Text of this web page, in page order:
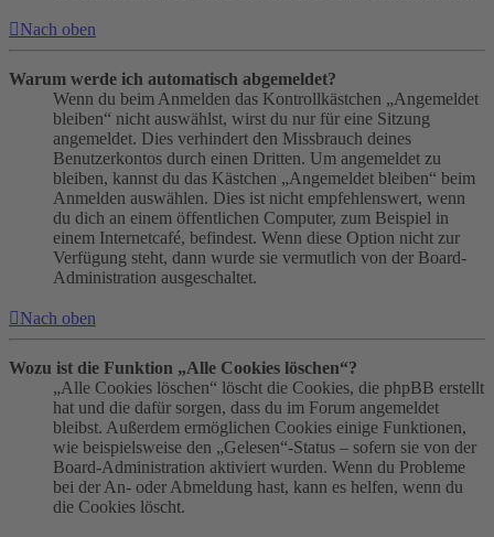
Nach oben
Warum werde ich automatisch abgemeldet?
Wenn du beim Anmelden das Kontrollkästchen „Angemeldet
bleiben“ nicht auswählst, wirst du nur für eine Sitzung
angemeldet. Dies verhindert den Missbrauch deines
Benutzerkontos durch einen Dritten. Um angemeldet zu
bleiben, kannst du das Kästchen „Angemeldet bleiben“ beim
Anmelden auswählen. Dies ist nicht empfehlenswert, wenn
du dich an einem öffentlichen Computer, zum Beispiel in
einem Internetcafé, befindest. Wenn diese Option nicht zur
Verfügung steht, dann wurde sie vermutlich von der Board-
Administration ausgeschaltet.
Nach oben
Wozu ist die Funktion „Alle Cookies löschen“?
„Alle Cookies löschen“ löscht die Cookies, die phpBB erstellt
hat und die dafür sorgen, dass du im Forum angemeldet
bleibst. Außerdem ermöglichen Cookies einige Funktionen,
wie beispielsweise den „Gelesen“-Status – sofern sie von der
Board-Administration aktiviert wurden. Wenn du Probleme
bei der An- oder Abmeldung hast, kann es helfen, wenn du
die Cookies löscht.